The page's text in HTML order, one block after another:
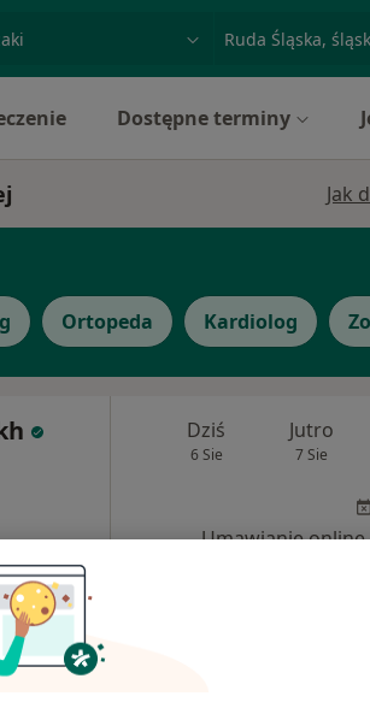
miasto lub
Dostępne terminy
Jak
Ortopeda Kardiolog
250 zł
Dziś
6 Sie
Jutro
7 Sie
Umawianie